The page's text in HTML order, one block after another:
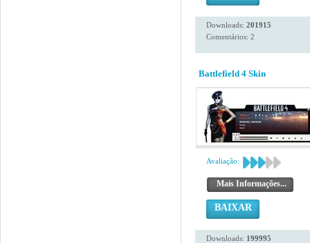
Downloads: 201915
Comentários: 2
Battlefield 4 Skin
Avaliação:
Mais Informações...
BAIXAR
Downloads: 199995